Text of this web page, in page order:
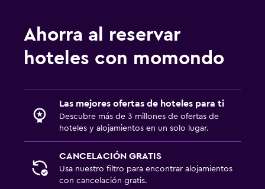
Despertador
TV de pantalla plana
Máquina expendedora (bebidas)
Ahorra al reservar
hoteles con momondo
Las mejores ofertas de hoteles para ti
Descubre más de 3 millones de ofertas de
hoteles y alojamientos en un solo lugar.
CANCELACIÓN GRATIS
Usa nuestro filtro para encontrar alojamientos
con cancelación gratis.